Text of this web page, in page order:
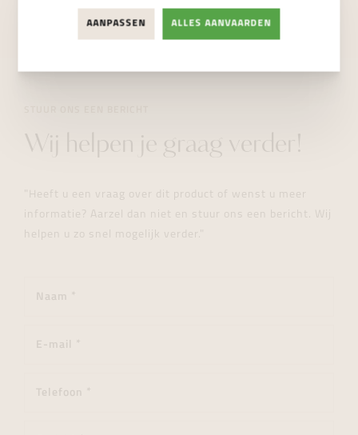
Wij helpen je graag verder!
"Heeft u een vraag over dit product of wenst u meer
informatie? Aarzel dan niet en stuur ons een bericht. Wij
helpen u zo snel mogelijk verder."
AANPASSEN ALLES AANVAARDEN